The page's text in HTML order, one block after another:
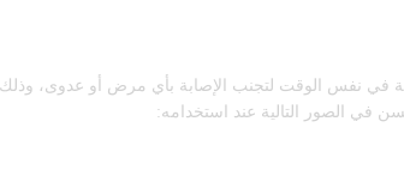
في نفس الوقت لتجنب الإصابة بأي مرض أو عدوى، وذلك
في الصور التالية عند استخدامه: